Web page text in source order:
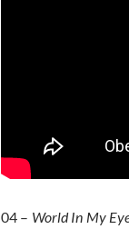
04 – World In My